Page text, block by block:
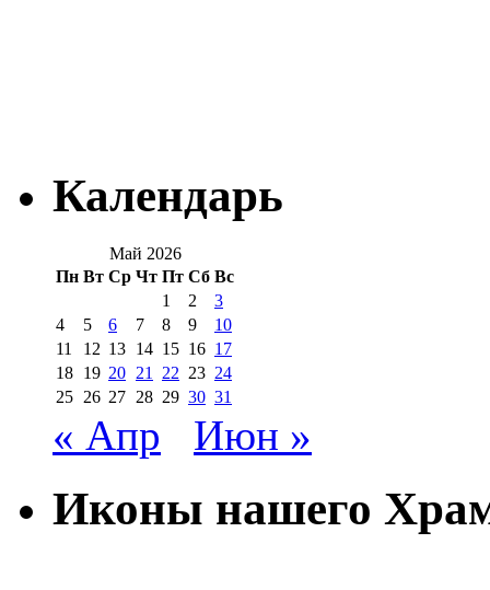
Календарь
Май 2026
Пн Вт Ср Чт Пт Сб Вс
1
2
3
4
5 6 7 8 9
10
11
12 13 14 15 16 17
18 19 20 21 22 23 24
25 26 27 28 29 30 31
« Апр Июн »
Иконы нашего